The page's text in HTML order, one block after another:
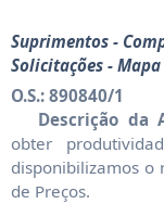
Suprimentos -
Solicitações -
O.S.: 890840/1
Descrição da
obter
disponibilizamos o
de Preços.